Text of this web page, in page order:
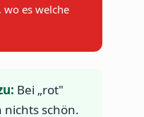
es welche
Bei „rot"
schön.